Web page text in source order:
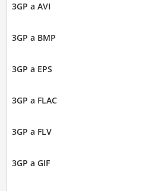
3GP a AVI
3GP a BMP
3GP a EPS
3GP a FLAC
3GP a FLV
3GP a GIF